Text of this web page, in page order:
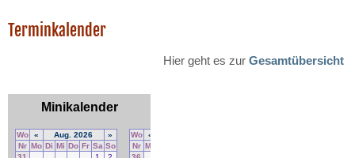
Terminkalender
Hier geht es zur Gesamtübersicht